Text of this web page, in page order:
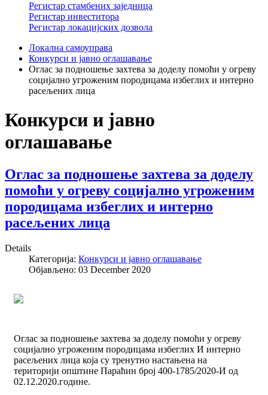
Регистар стамбених заједница
Регистар инвеститора
Регистар локацијских дозвола
Локална самоуправа
Конкурси и јавно оглашавање
Оглас за подношење захтева за доделу помоћи у огреву
социјално угроженим породицама избеглих и интерно
расељених лица
Конкурси и јавно
оглашавање
Оглас за подношење захтева за доделу
помоћи у огреву социјално угроженим
породицама избеглих и интерно
расељених лица
Details
Категорија: Конкурси и јавно оглашавање
Објављено: 03 December 2020
Оглас за подношење захтева за доделу помоћи у огреву
социјално угроженим породицама избеглих И интерно
расељених лица која су тренутно настањена на
територији општине Параћин број 400-1785/2020-И од
02.12.2020.године.